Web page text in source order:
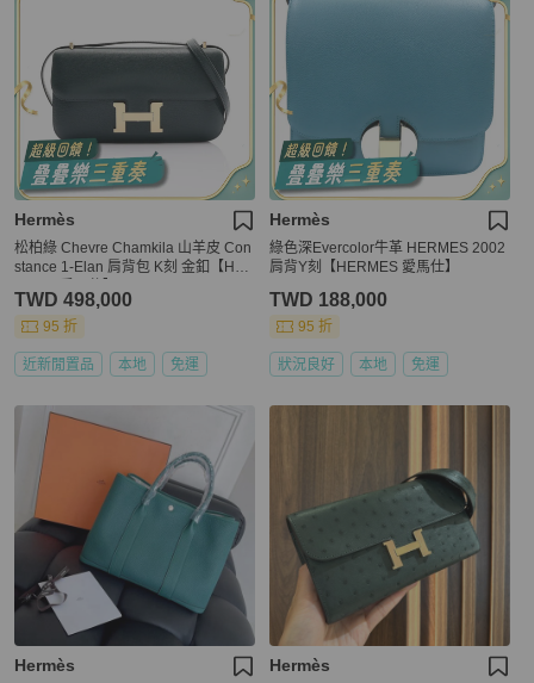
Hermès
松柏綠 Chevre Chamkila 山羊皮 Con
stance 1-Elan 肩背包 K刻 金釦【HE
TWD 498,000
95 折
近新閒置品 本地 免運
Hermès
綠色深Evercolor牛革 HERMES 2002
肩背Y刻【HERMES 愛馬仕】
TWD 188,000
95 折
狀況良好 本地 免運
Hermès Hermès